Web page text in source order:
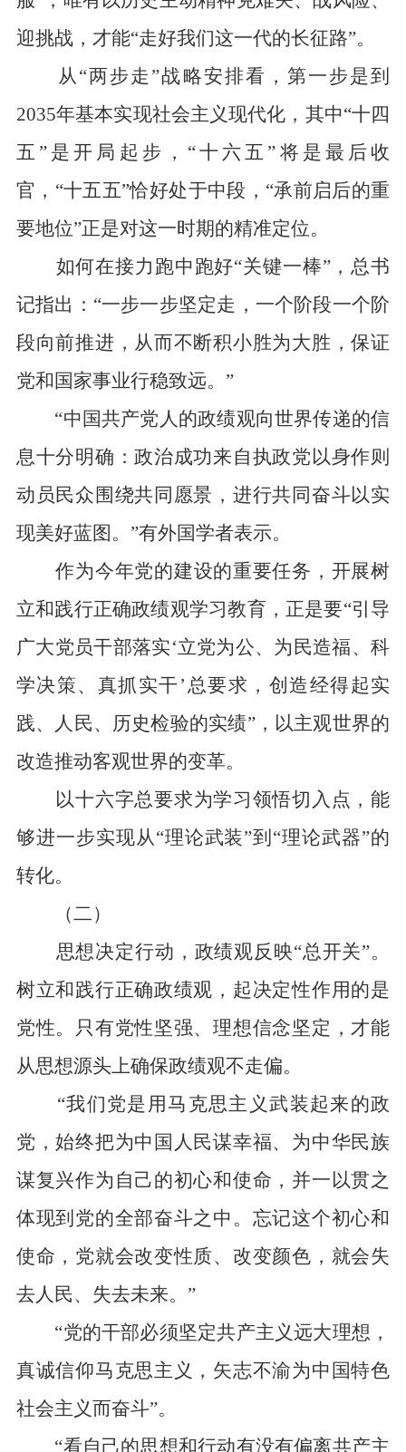
迎挑战，才能“走好我们这一代的长征路”。
从“两步走”战略安排看，第一步是到
2035年基本实现社会主义现代化，其中“十四
五”是开局起步，“十六五”将是最后收
官，“十五五”恰好处于中段，“承前启后的重
要地位”正是对这一时期的精准定位。
如何在接力跑中跑好“关键一棒”，总书
记指出：“一步一步坚定走，一个阶段一个阶
段向前推进，从而不断积小胜为大胜，保证
党和国家事业行稳致远。”
“中国共产党人的政绩观向世界传递的信
息十分明确：政治成功来自执政党以身作则
动员民众围绕共同愿景，进行共同奋斗以实
现美好蓝图。”有外国学者表示。
作为今年党的建设的重要任务，开展树
立和践行正确政绩观学习教育，正是要“引导
广大党员干部落实‘立党为公、为民造福、科
学决策、真抓实干’总要求，创造经得起实
践、人民、历史检验的实绩”，以主观世界的
改造推动客观世界的变革。
以十六字总要求为学习领悟切入点，能
够进一步实现从“理论武装”到“理论武器”的
转化。
（二）
思想决定行动，政绩观反映“总开关”。
树立和践行正确政绩观，起决定性作用的是
党性。只有党性坚强、理想信念坚定，才能
从思想源头上确保政绩观不走偏。
“我们党是用马克思主义武装起来的政
党，始终把为中国人民谋幸福、为中华民族
谋复兴作为自己的初心和使命，并一以贯之
体现到党的全部奋斗之中。忘记这个初心和
使命，党就会改变性质、改变颜色，就会失
去人民、失去未来。”
“党的干部必须坚定共产主义远大理想，
真诚信仰马克思主义，矢志不渝为中国特色
社会主义而奋斗”。
“看自己的思想和行动有没有偏离共产主